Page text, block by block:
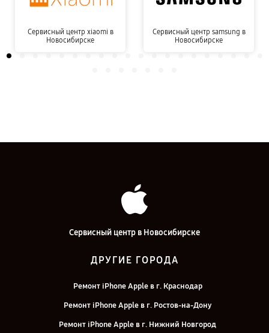
Сервисный центр xiaomi в
Новосибирске
Сервисный центр samsung в
Новосибирске
Сервисный центр в Новосибирске
ДРУГИЕ ГОРОДА
Ремонт iPhone Apple в г. Краснодар
Ремонт iPhone Apple в г. Ростов-на-Дону
Ремонт iPhone Apple в г. Нижний Новгород